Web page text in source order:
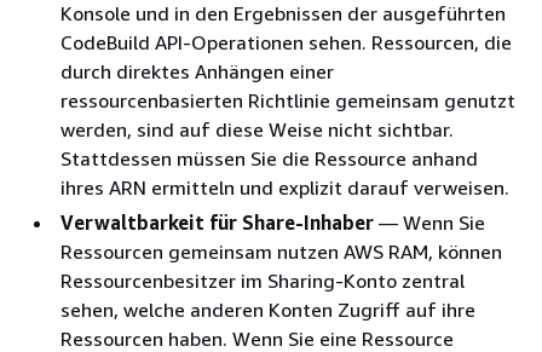
Konsole und in den Ergebnissen der ausgeführten
CodeBuild API-Operationen sehen. Ressourcen, die
durch direktes Anhängen einer
ressourcenbasierten Richtlinie gemeinsam genutzt
werden, sind auf diese Weise nicht sichtbar.
Stattdessen müssen Sie die Ressource anhand
ihres ARN ermitteln und explizit darauf verweisen.
Verwaltbarkeit für Share-Inhaber — Wenn Sie
Ressourcen gemeinsam nutzen AWS RAM, können
Ressourcenbesitzer im Sharing-Konto zentral
sehen, welche anderen Konten Zugriff auf ihre
Ressourcen haben. Wenn Sie eine Ressource